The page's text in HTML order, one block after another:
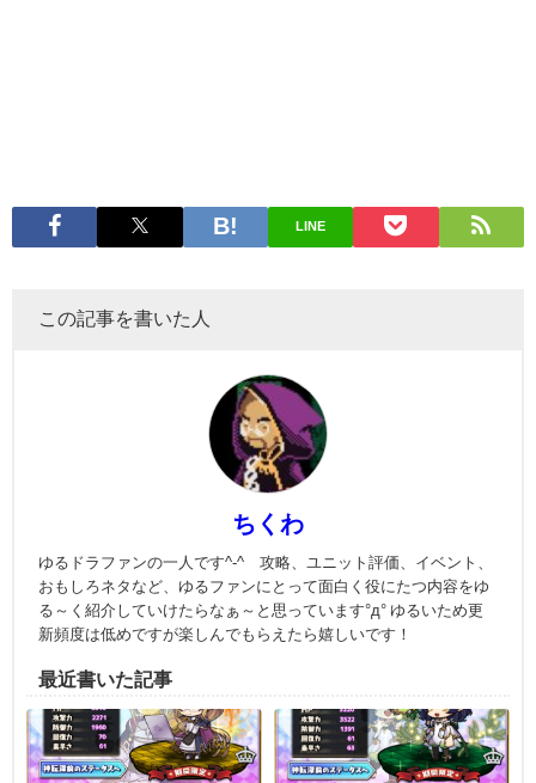
LINE
この記事を書いた人
ちくわ
ゆるドラファンの一人です^-^ 攻略、ユニット評価、イベント、
おもしろネタなど、ゆるファンにとって面白く役にたつ内容をゆ
る～く紹介していけたらなぁ～と思っています°д° ゆるいため更
新頻度は低めですが楽しんでもらえたら嬉しいです！
最近書いた記事